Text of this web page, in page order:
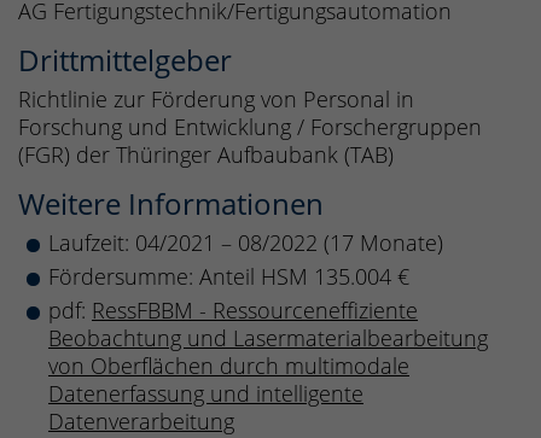
AG Fertigungstechnik/Fertigungsautomation
Drittmittelgeber
Richtlinie zur Förderung von Personal in
Forschung und Entwicklung / Forschergruppen
(FGR) der Thüringer Aufbaubank (TAB)
Weitere Informationen
Laufzeit: 04/2021 – 08/2022 (17 Monate)
Fördersumme: Anteil HSM 135.004 €
pdf: RessFBBM - Ressourceneffiziente
Beobachtung und Lasermaterialbearbeitung
von Oberflächen durch multimodale
Datenerfassung und intelligente
Datenverarbeitung